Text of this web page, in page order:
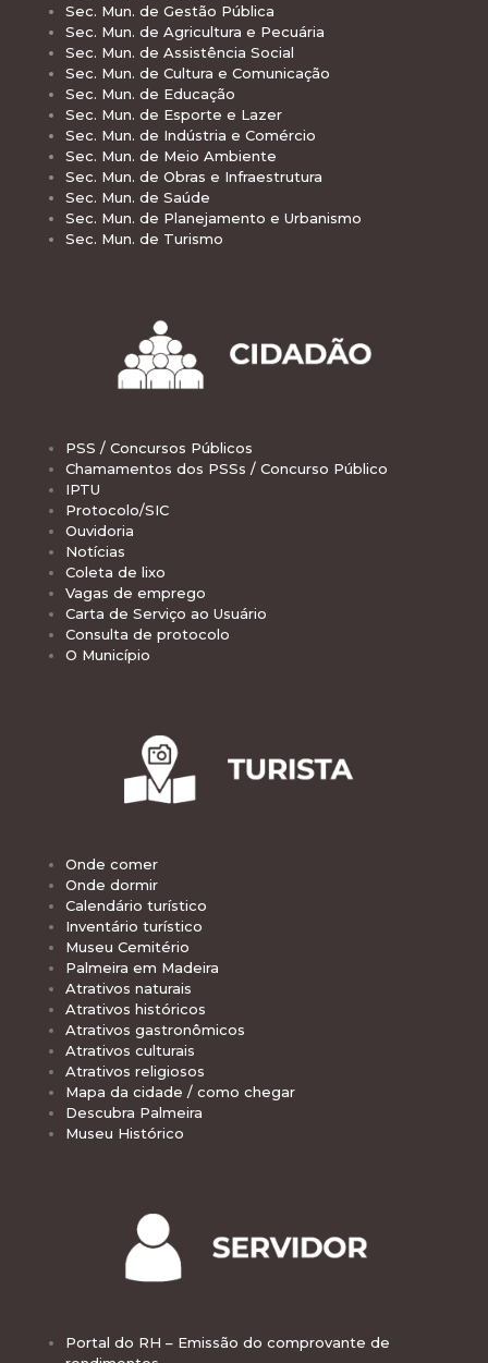
Sec. Mun. de Gestão Pública
Sec. Mun. de Agricultura e Pecuária
Sec. Mun. de Assistência Social
Sec. Mun. de Cultura e Comunicação
Sec. Mun. de Educação
Sec. Mun. de Esporte e Lazer
Sec. Mun. de Indústria e Comércio
Sec. Mun. de Meio Ambiente
Sec. Mun. de Obras e Infraestrutura
Sec. Mun. de Saúde
Sec. Mun. de Planejamento e Urbanismo
Sec. Mun. de Turismo
PSS / Concursos Públicos
Chamamentos dos PSSs / Concurso Público
IPTU
Protocolo/SIC
Ouvidoria
Notícias
Coleta de lixo
Vagas de emprego
Carta de Serviço ao Usuário
Consulta de protocolo
O Município
Onde comer
Onde dormir
Calendário turístico
Inventário turístico
Museu Cemitério
Palmeira em Madeira
Atrativos naturais
Atrativos históricos
Atrativos gastronômicos
Atrativos culturais
Atrativos religiosos
Mapa da cidade / como chegar
Descubra Palmeira
Museu Histórico
Portal do RH – Emissão do comprovante de